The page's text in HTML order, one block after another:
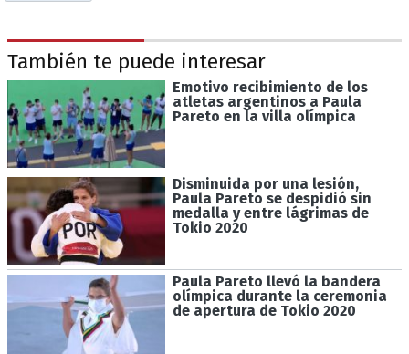
También te puede interesar
Emotivo recibimiento de los
atletas argentinos a Paula
Pareto en la villa olímpica
Disminuida por una lesión,
Paula Pareto se despidió sin
medalla y entre lágrimas de
Tokio 2020
Paula Pareto llevó la bandera
olímpica durante la ceremonia
de apertura de Tokio 2020